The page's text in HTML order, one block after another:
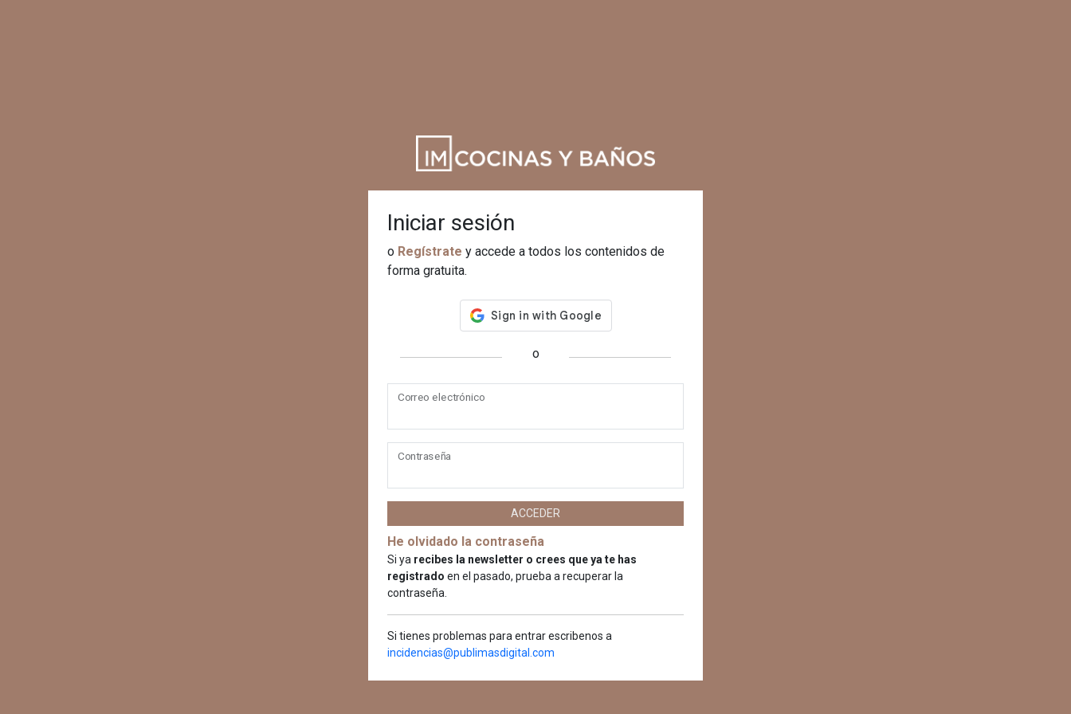
Iniciar sesión
o Regístrate y accede a todos los contenidos de
forma gratuita.
o
Correo electrónico
Contraseña
ACCEDER
He olvidado la contraseña
Si ya recibes la newsletter o crees que ya te has
registrado en el pasado, prueba a recuperar la
contraseña.
Si tienes problemas para entrar escribenos a
incidencias@publimasdigital.com